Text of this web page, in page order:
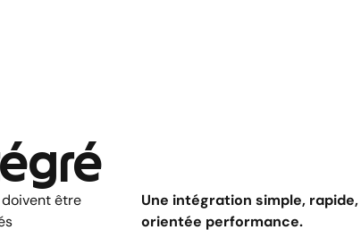
être
Une intégration simple,
orientée performance.